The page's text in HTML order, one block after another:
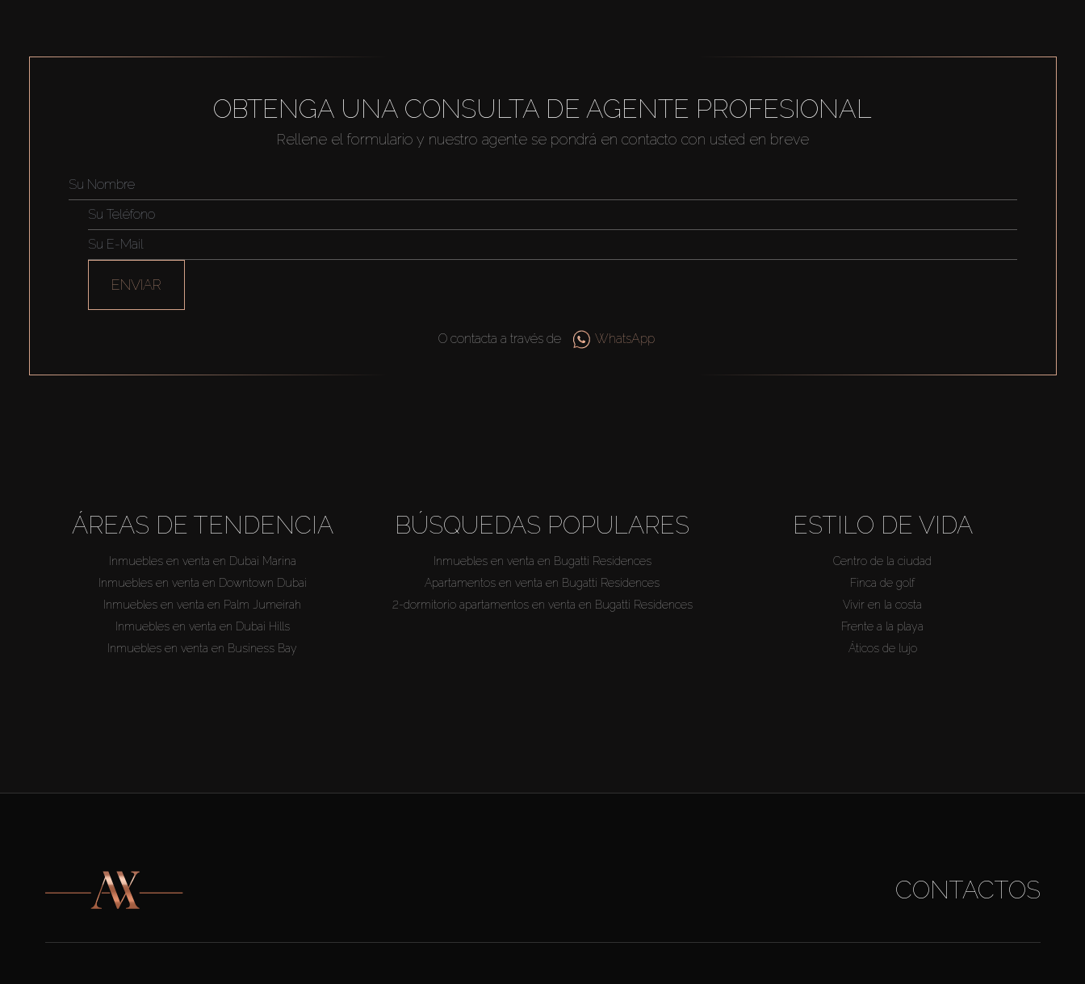
OBTENGA UNA CONSULTA DE AGENTE PROFESIONAL
Rellene el formulario y nuestro agente se pondrá en contacto con usted en breve
ENVIAR
O contacta a través de WhatsApp
ÁREAS DE TENDENCIA
Inmuebles en venta en Dubai Marina
Inmuebles en venta en Downtown Dubai
Inmuebles en venta en Palm Jumeirah
Inmuebles en venta en Dubai Hills
Inmuebles en venta en Business Bay
BÚSQUEDAS POPULARES
Inmuebles en venta en Bugatti Residences
Apartamentos en venta en Bugatti Residences
2-dormitorio apartamentos en venta en Bugatti Residences
ESTILO DE VIDA
Centro de la ciudad
Finca de golf
Vivir en la costa
Frente a la playa
Áticos de lujo
CONTACTOS